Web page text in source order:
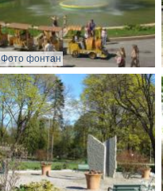
Фото фонтан